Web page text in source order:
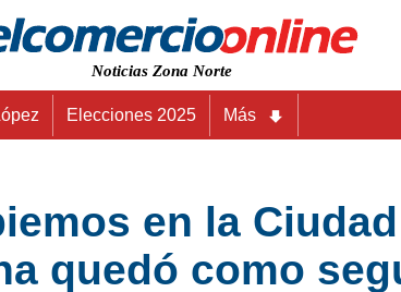
Noticias Zona Norte
Elecciones 2025 Más
en la
quedó como